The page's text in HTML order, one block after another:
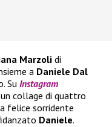
Marzoli di
a Daniele Dal
Su Instagram
collage di quattro
felice sorridente
Daniele.